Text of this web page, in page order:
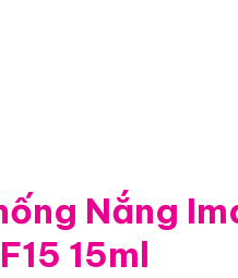
Nắng
15ml